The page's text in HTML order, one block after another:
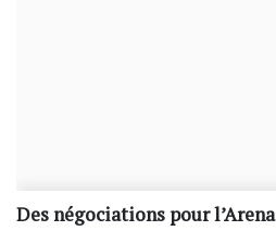
Des négociations pour l’Arena